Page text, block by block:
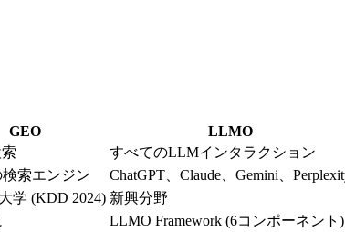
GEO
LLMO
すべてのLLMインタラクション
索エンジン
ChatGPT、Claude、Gemini、
学 (KDD 2024) 新興分野
LLMO Framework (6コンポーネント)